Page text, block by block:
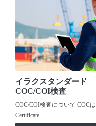
イラクスタンダード
COC/COI検査
COC/COI検査について COCは
Certificate …